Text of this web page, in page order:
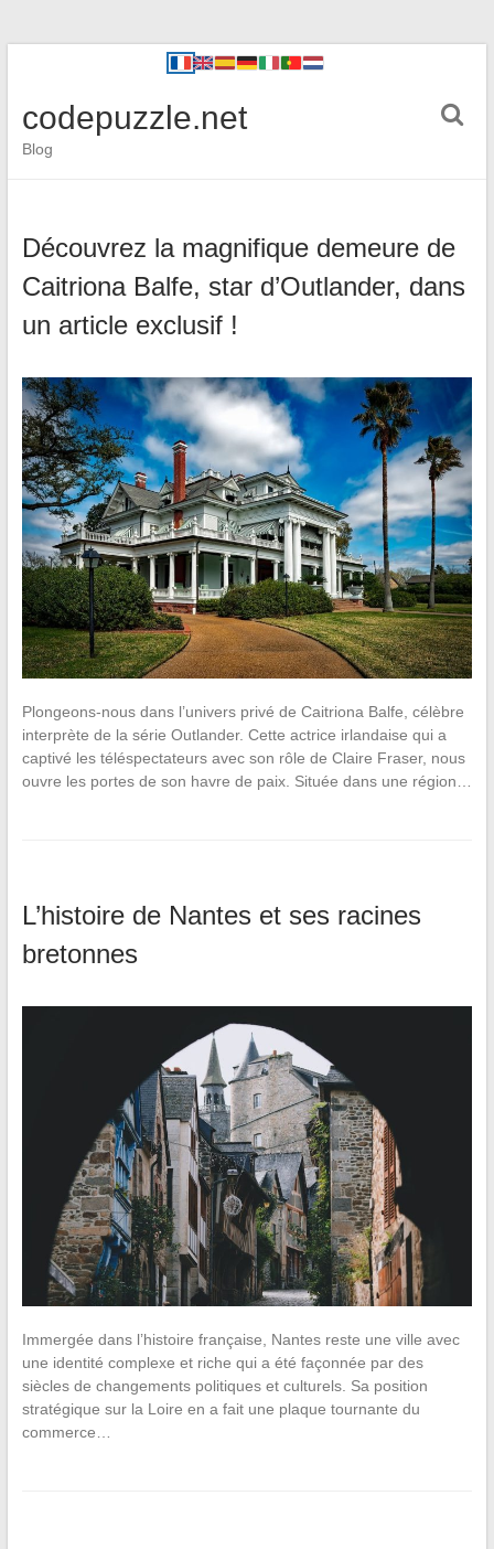
codepuzzle.net
Blog
Découvrez la magnifique demeure de
Caitriona Balfe, star d’Outlander, dans
un article exclusif !
Plongeons-nous dans l’univers privé de Caitriona Balfe, célèbre
interprète de la série Outlander. Cette actrice irlandaise qui a
captivé les téléspectateurs avec son rôle de Claire Fraser, nous
ouvre les portes de son havre de paix. Située dans une région…
L’histoire de Nantes et ses racines
bretonnes
Immergée dans l’histoire française, Nantes reste une ville avec
une identité complexe et riche qui a été façonnée par des
siècles de changements politiques et culturels. Sa position
stratégique sur la Loire en a fait une plaque tournante du
commerce…